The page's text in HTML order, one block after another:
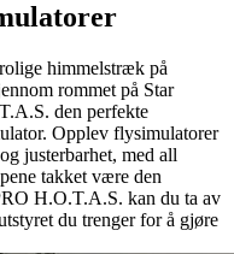
himmelstræk på
rommet på Star
den perfekte
Opplev flysimulatorer
justerbarhet, med all
takket være den
H.O.T.A.S. kan du ta av
du trenger for å gjøre